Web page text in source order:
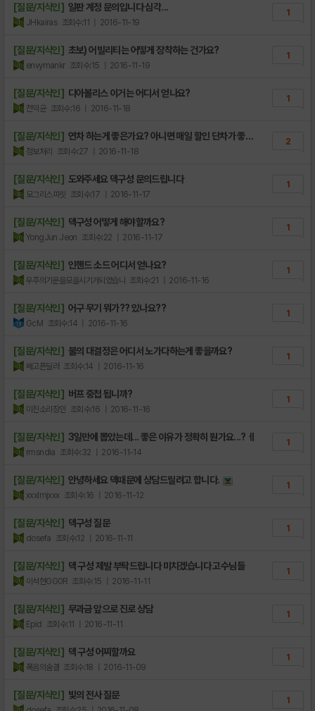
[질문/지식인] 일판 계정 문의입니다 심각...
JHkairas 조회수:11 | 2016-11-19
1
[질문/지식인] 초보) 어빌리티는 어떻게 장착하는 건가요?
envymankr 조회수:15 | 2016-11-19
1
[질문/지식인] 디아볼리스 이거는 어디서 얻나요?
전익균 조회수:16 | 2016-11-18
1
[질문/지식인] 연차 하는게 좋은가요? 아니면 매일 할인 단차가 좋은
가여?정보처리 조회수:27 | 2016-11-18
2
[질문/지식인] 도와주세요 덱구성 문의드립니다
모그리스피릿 조회수:17 | 2016-11-17
1
[질문/지식인] 덱구성 어떻게 해야할까요?
YongJun Jeon 조회수:22 | 2016-11-17
1
[질문/지식인] 인핸드 소드 어디서 얻나요?
우주의기운을모을시기가되었습니 조회수:21 | 2016-11-16
1
[질문/지식인] 어구 무기 뭐가?? 있나요??
GcM 조회수:14 | 2016-11-16
1
[질문/지식인] 불의 대결정은 어디서 노가다하는게 좋을까요?
배고픈딜러 조회수:14 | 2016-11-16
1
[질문/지식인] 버프 중첩 됩니까?
미친소리장인 조회수:16 | 2016-11-16
1
[질문/지식인] 3일만에 뽑았는데... 좋은 이유가 정확히 뭔가요...? ㅔ
rmsndia 조회수:32 | 2016-11-14
1
[질문/지식인] 안녕하세요 덱때문에 상담드릴려고 합니다.
xxxlmjxxx 조회수:16 | 2016-11-12
1
[질문/지식인] 덱구성 질문
dosefa 조회수:12 | 2016-11-11
1
[질문/지식인] 덱 구성 제발 부탁드립니다 미치겠습니다 고수님들
이석현GG0R 조회수:15 | 2016-11-11
1
[질문/지식인] 무과금 앞으로 진로 상담
Epid 조회수:11 | 2016-11-11
1
[질문/지식인] 덱 구성 어찌할까요
폭음의숨결 조회수:18 | 2016-11-09
1
[질문/지식인] 빛의 전사 질문 1